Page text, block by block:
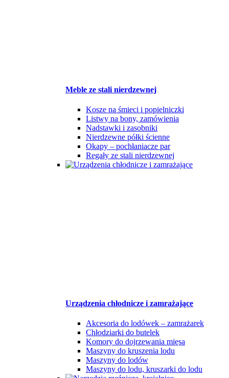
Meble ze stali nierdzewnej
Kosze na śmieci i popielniczki
Listwy na bony, zamówienia
Nadstawki i zasobniki
Nierdzewne półki ścienne
Okapy – pochłaniacze par
Regały ze stali nierdzewnej
Urządzenia chłodnicze i zamrażające
Akcesoria do lodówek – zamrażarek
Chłodziarki do butelek
Komory do dojrzewania mięsa
Maszyny do kruszenia lodu
Maszyny do lodów
Maszyny do lodu, kruszarki do lodu